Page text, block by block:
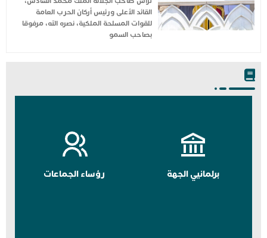
القائد الأعلى ورئيس أركان الحرب العامة
للقوات المسلحة الملكية، نصره الله، مرفوقا
بصاحب السمو
برلمانيي الجهة رؤساء الجماعات